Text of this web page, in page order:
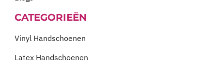
CATEGORIEËN
Vinyl Handschoenen
Latex Handschoenen